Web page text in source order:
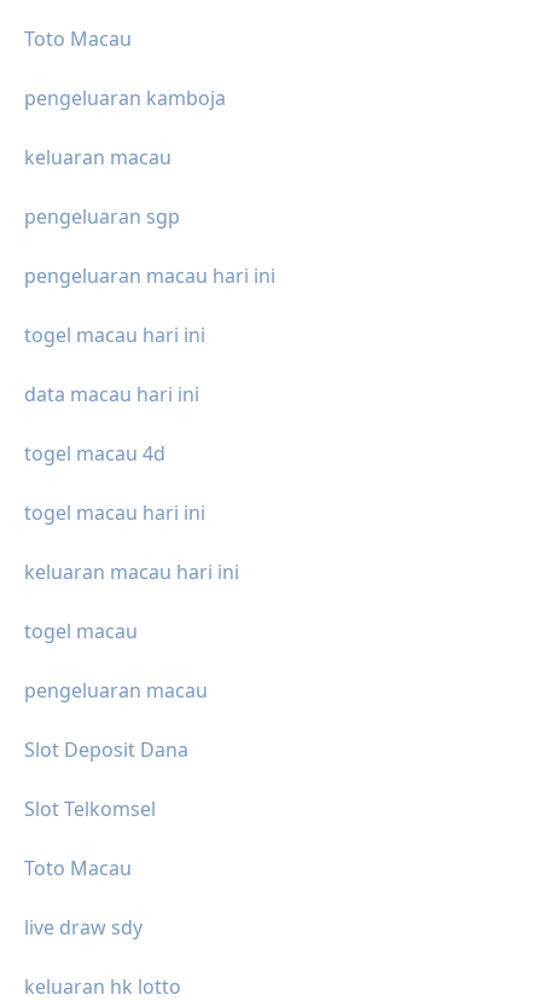
Toto Macau
pengeluaran kamboja
keluaran macau
pengeluaran sgp
pengeluaran macau hari ini
togel macau hari ini
data macau hari ini
togel macau 4d
togel macau hari ini
keluaran macau hari ini
togel macau
pengeluaran macau
Slot Deposit Dana
Slot Telkomsel
Toto Macau
live draw sdy
keluaran hk lotto